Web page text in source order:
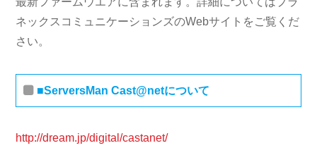
ネックスコミュニケーションズのWebサイトをご覧くだ
さい。
■ServersMan Cast@netについて
http://dream.jp/digital/castanet/